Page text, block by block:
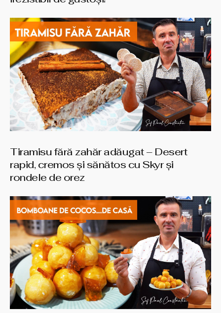
Tiramisu fără zahăr adăugat – Desert
rapid, cremos și sănătos cu Skyr și
rondele de orez